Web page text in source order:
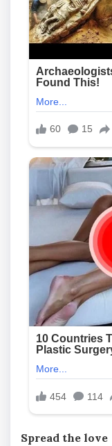
Spread the love